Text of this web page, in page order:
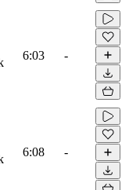
6:03 -
6:08 -